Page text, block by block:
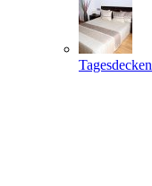
Tagesdecken